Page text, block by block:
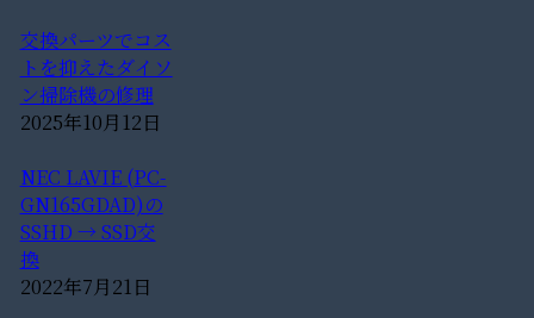
交換パーツでコス
トを抑えたダイソ
ン掃除機の修理
2025年10月12日
NEC LAVIE (PC-
GN165GDAD)の
SSHD → SSD交
換
2022年7月21日